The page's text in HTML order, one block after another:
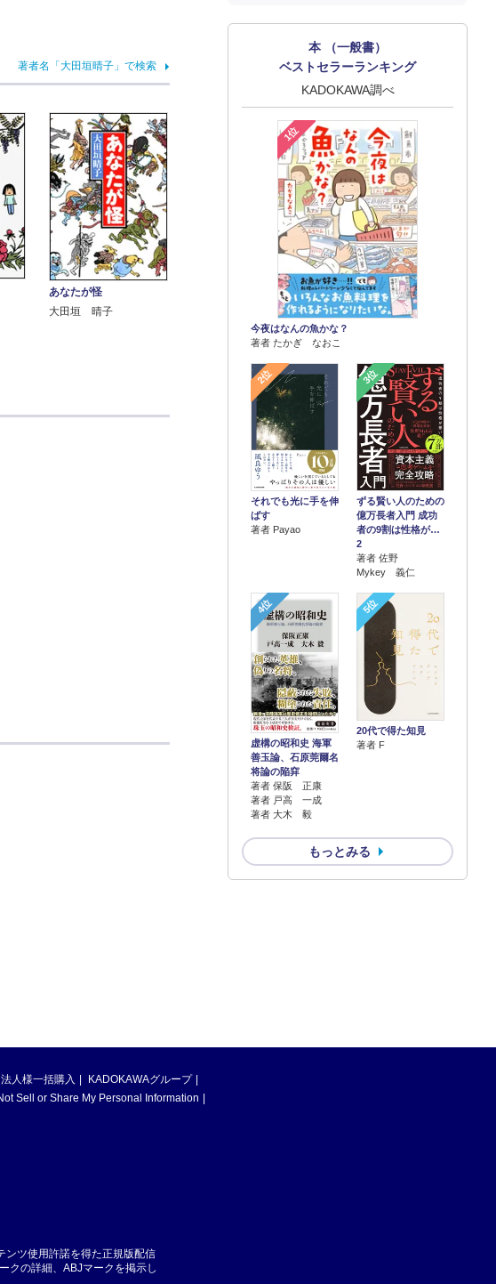
本 （一般書）
ベストセラーランキング
KADOKAWA調べ
1位
今夜はなんの魚かな？
著者 たかぎ なおこ
2位
それでも光に手を伸
ばす
著者 Payao
3位
ずる賢い人のための
億万長者入門 成功
者の9割は性格が…
2
著者 佐野
Mykey 義仁
4位
虚構の昭和史 海軍
善玉論、石原莞爾名
将論の陥穽
著者 保阪 正康
著者 戸高 一成
著者 大木 毅
5位
20代で得た知見
著者 F
もっとみる
著者名「大田垣晴子」で検索
あなたが怪
大田垣 晴子
法人様一括購入
KADOKAWAグループ
Sell or Share My Personal Information
ンツ使用許諾を得た正規版配信
クの詳細、ABJマークを掲示し